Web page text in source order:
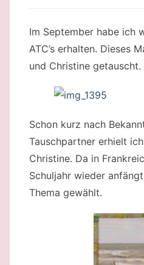
Im September habe ich
ATC’s erhalten. Dieses
und Christine getauscht.
Schon kurz nach
Tauschpartner erhielt
Christine. Da in
Schuljahr wieder
Thema gewählt.